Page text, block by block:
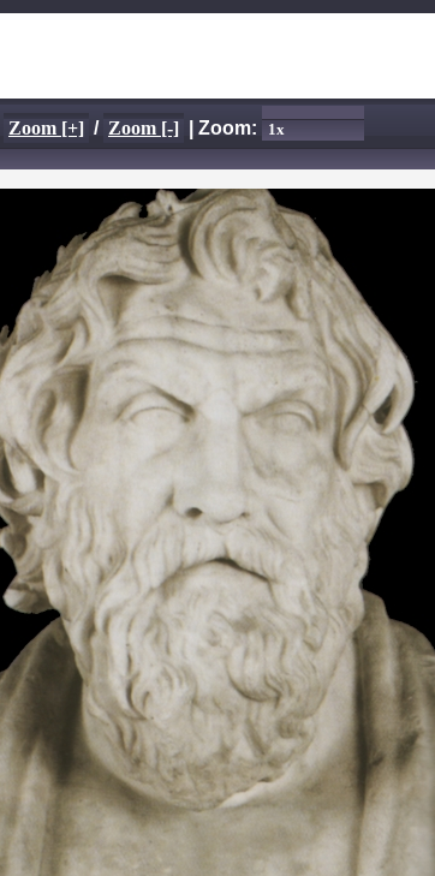
Zoom [+] / Zoom [-] | Zoom: